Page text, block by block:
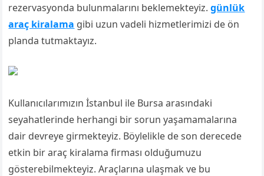
rezervasyonda bulunmalarını beklemekteyiz.günlük
araç kiralama gibi uzun vadeli hizmetlerimizi de ön
planda tutmaktayız.
Kullanıcılarımızın İstanbul ile Bursa arasındaki
seyahatlerinde herhangi bir sorun yaşamamalarına
dair devreye girmekteyiz. Böylelikle de son derecede
etkin bir araç kiralama firması olduğumuzu
gösterebilmekteyiz. Araçlarına ulaşmak ve bu